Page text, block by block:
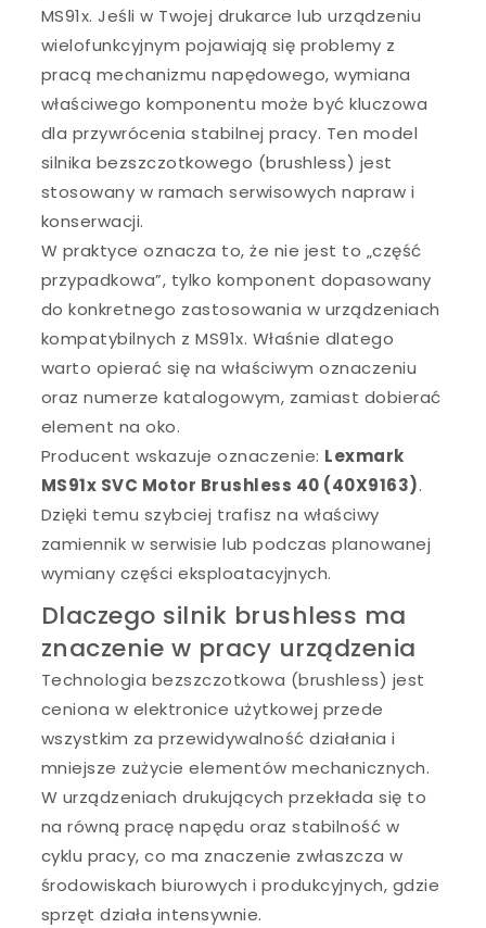
MS91x. Jeśli w Twojej drukarce lub urządzeniu
wielofunkcyjnym pojawiają się problemy z
pracą mechanizmu napędowego, wymiana
właściwego komponentu może być kluczowa
dla przywrócenia stabilnej pracy. Ten model
silnika bezszczotkowego (brushless) jest
stosowany w ramach serwisowych napraw i
konserwacji.
W praktyce oznacza to, że nie jest to „część
przypadkowa”, tylko komponent dopasowany
do konkretnego zastosowania w urządzeniach
kompatybilnych z MS91x. Właśnie dlatego
warto opierać się na właściwym oznaczeniu
oraz numerze katalogowym, zamiast dobierać
element na oko.
Producent wskazuje oznaczenie: Lexmark
MS91x SVC Motor Brushless 40 (40X9163).
Dzięki temu szybciej trafisz na właściwy
zamiennik w serwisie lub podczas planowanej
wymiany części eksploatacyjnych.
Dlaczego silnik brushless ma
znaczenie w pracy urządzenia
Technologia bezszczotkowa (brushless) jest
ceniona w elektronice użytkowej przede
wszystkim za przewidywalność działania i
mniejsze zużycie elementów mechanicznych.
W urządzeniach drukujących przekłada się to
na równą pracę napędu oraz stabilność w
cyklu pracy, co ma znaczenie zwłaszcza w
środowiskach biurowych i produkcyjnych, gdzie
sprzęt działa intensywnie.